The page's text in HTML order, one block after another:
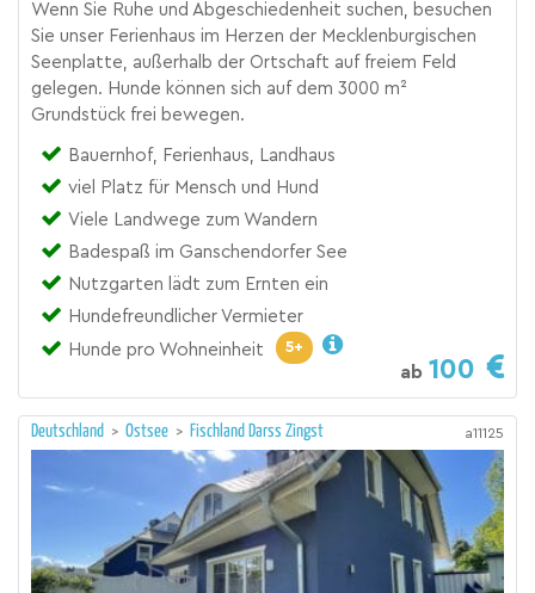
Wenn Sie Ruhe und Abgeschiedenheit suchen, besuchen
Sie unser Ferienhaus im Herzen der Mecklenburgischen
Seenplatte, außerhalb der Ortschaft auf freiem Feld
gelegen. Hunde können sich auf dem 3000 m²
Grundstück frei bewegen.
Bauernhof, Ferienhaus, Landhaus
viel Platz für Mensch und Hund
Viele Landwege zum Wandern
Badespaß im Ganschendorfer See
Nutzgarten lädt zum Ernten ein
Hundefreundlicher Vermieter
Hunde pro Wohneinheit
5+
ab 100
Deutschland > Ostsee > Fischland Darss Zingst a11125